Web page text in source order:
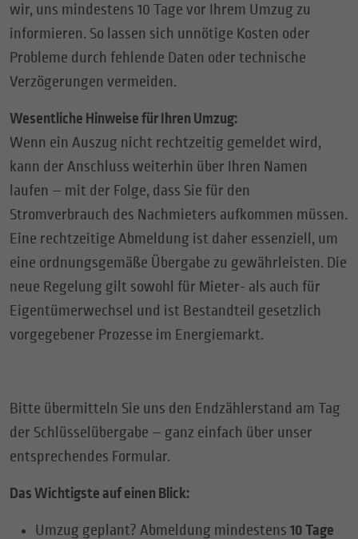
wir, uns mindestens 10 Tage vor Ihrem Umzug zu
informieren. So lassen sich unnötige Kosten oder
Probleme durch fehlende Daten oder technische
Verzögerungen vermeiden.
Wesentliche Hinweise für Ihren Umzug:
Wenn ein Auszug nicht rechtzeitig gemeldet wird,
kann der Anschluss weiterhin über Ihren Namen
laufen – mit der Folge, dass Sie für den
Stromverbrauch des Nachmieters aufkommen müssen.
Eine rechtzeitige Abmeldung ist daher essenziell, um
eine ordnungsgemäße Übergabe zu gewährleisten. Die
neue Regelung gilt sowohl für Mieter- als auch für
Eigentümerwechsel und ist Bestandteil gesetzlich
vorgegebener Prozesse im Energiemarkt.
Bitte übermitteln Sie uns den Endzählerstand am Tag
der Schlüsselübergabe – ganz einfach über unser
entsprechendes Formular.
Das Wichtigste auf einen Blick:
Umzug geplant? Abmeldung mindestens 10 Tage